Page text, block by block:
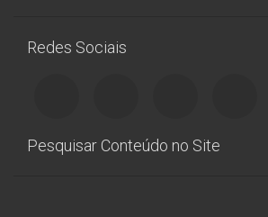
Redes Sociais
Pesquisar Conteúdo no Site